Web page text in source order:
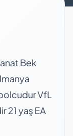
Bek
VfL
21 yaş EA